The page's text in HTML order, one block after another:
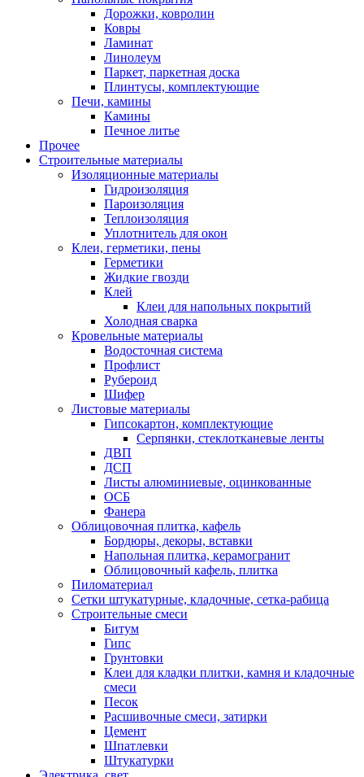
Дорожки, ковролин
Ковры
Ламинат
Линолеум
Паркет, паркетная доска
Плинтусы, комплектующие
Печи, камины
Камины
Печное литье
Прочее
Строительные материалы
Изоляционные материалы
Гидроизоляция
Пароизоляция
Теплоизоляция
Уплотнитель для окон
Клеи, герметики, пены
Герметики
Жидкие гвозди
Клей
Клеи для напольных покрытий
Холодная сварка
Кровельные материалы
Водосточная система
Профлист
Рубероид
Шифер
Листовые материалы
Гипсокартон, комплектующие
Серпянки, стеклотканевые ленты
ДВП
ДСП
Листы алюминиевые, оцинкованные
ОСБ
Фанера
Облицовочная плитка, кафель
Бордюры, декоры, вставки
Напольная плитка, керамогранит
Облицовочный кафель, плитка
Пиломатериал
Сетки штукатурные, кладочные, сетка-рабица
Строительные смеси
Битум
Гипс
Грунтовки
Клеи для кладки плитки, камня и кладочные
смеси
Песок
Расшивочные смеси, затирки
Цемент
Шпатлевки
Штукатурки